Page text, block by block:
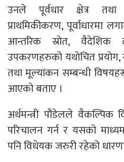
उनले पूर्वधार क्षेत्र तथा
प्राथमिकीकरण, पूर्वाधारमा
आन्तरिक स्रोत, वैदेशिक
उपकरणहरुको यथोचित
तथा मूल्यांकन सम्बन्धी
आएको बताए ।
अर्थमन्त्री पौडेलले वैकल्पिक
परिचालन गर्न र यसको
पनि विधेयक जरुरी रहेको